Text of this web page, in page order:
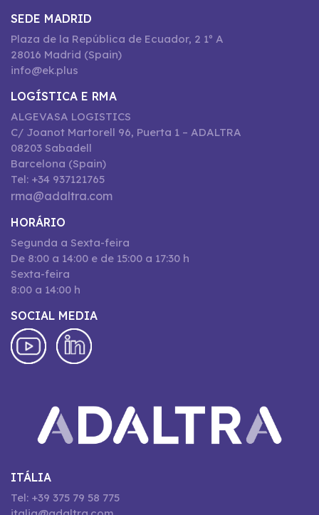
SEDE MADRID
Plaza de la República de Ecuador, 2 1º A
28016 Madrid (Spain)
info@ek.plus
LOGÍSTICA E RMA
ALGEVASA LOGISTICS
C/ Joanot Martorell 96, Puerta 1 – ADALTRA
08203 Sabadell
Barcelona (Spain)
Tel: +34 937121765
rma@adaltra.com
HORÁRIO
Segunda a Sexta-feira
De 8:00 a 14:00 e de 15:00 a 17:30 h
Sexta-feira
8:00 a 14:00 h
SOCIAL MEDIA
ITÁLIA
Tel: +39 375 79 58 775